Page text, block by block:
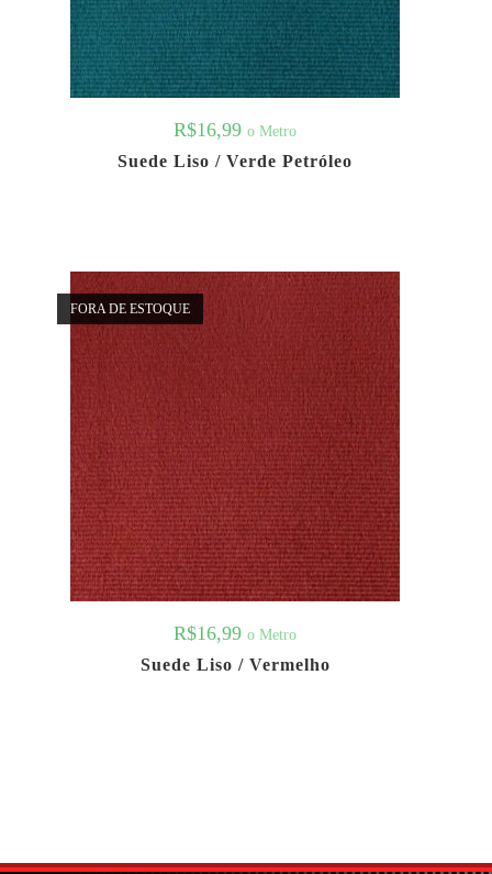
R$16,99 o Metro
Suede Liso / Verde Petróleo
FORA DE ESTOQUE
R$16,99 o Metro
Suede Liso / Vermelho